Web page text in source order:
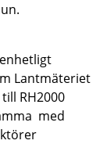
Lantmäteriet
RH2000
med